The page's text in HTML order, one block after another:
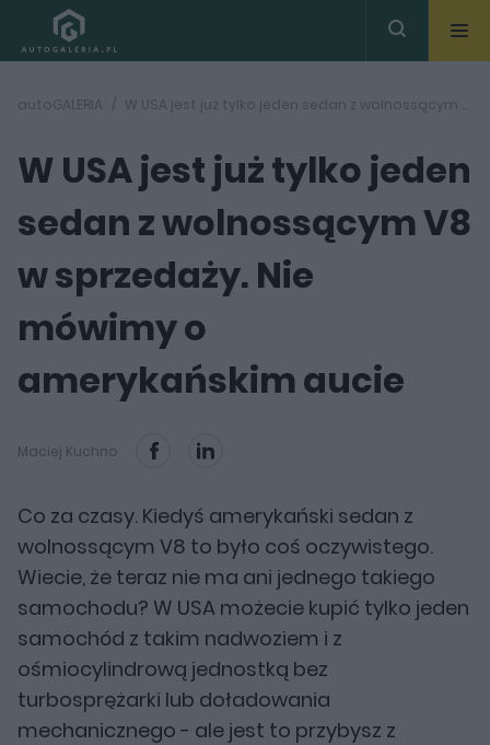
autoGALERIA W USA jest już tylko jeden sedan z wolnossącym V8 w sprzedaży. Nie mówimy o amerykańskim aucie
W USA jest już tylko jeden
sedan z wolnossącym V8
w sprzedaży. Nie
mówimy o
amerykańskim aucie
Maciej Kuchno
Co za czasy. Kiedyś amerykański sedan z
wolnossącym V8 to było coś oczywistego.
Wiecie, że teraz nie ma ani jednego takiego
samochodu? W USA możecie kupić tylko jeden
samochód z takim nadwoziem i z
ośmiocylindrową jednostką bez
turbosprężarki lub doładowania
mechanicznego - ale jest to przybysz z